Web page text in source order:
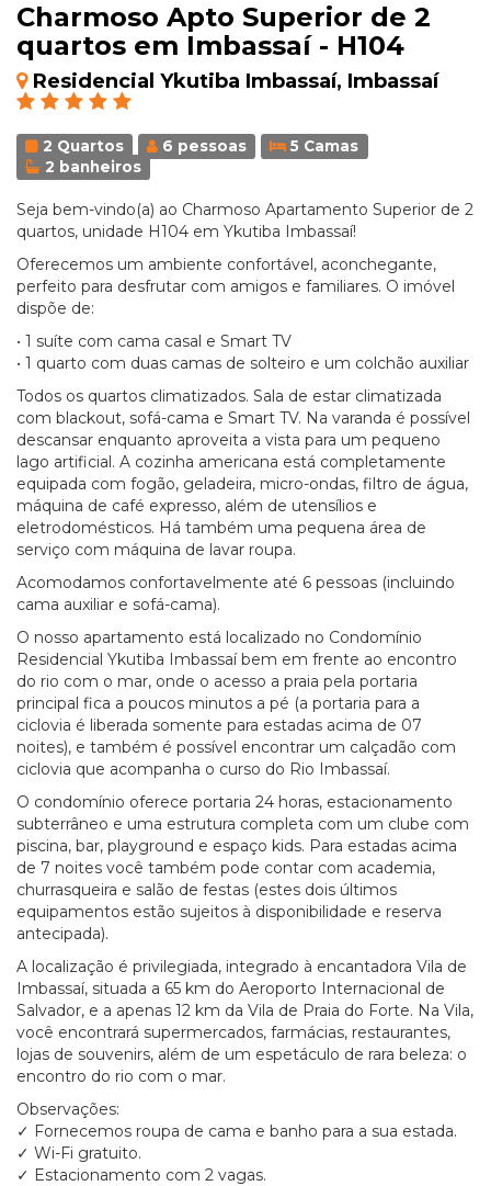
Charmoso Apto Superior de 2
quartos em Imbassaí - H104
Residencial Ykutiba Imbassaí, Imbassaí
2 Quartos 6 pessoas
5 Camas
2 banheiros
Seja bem-vindo(a) ao Charmoso Apartamento Superior de 2
quartos, unidade H104 em Ykutiba Imbassaí!
Oferecemos um ambiente confortável, aconchegante,
perfeito para desfrutar com amigos e familiares. O imóvel
dispõe de:
• 1 suíte com cama casal e Smart TV
• 1 quarto com duas camas de solteiro e um colchão auxiliar
Todos os quartos climatizados. Sala de estar climatizada
com blackout, sofá-cama e Smart TV. Na varanda é possível
descansar enquanto aproveita a vista para um pequeno
lago artificial. A cozinha americana está completamente
equipada com fogão, geladeira, micro-ondas, filtro de água,
máquina de café expresso, além de utensílios e
eletrodomésticos. Há também uma pequena área de
serviço com máquina de lavar roupa.
Acomodamos confortavelmente até 6 pessoas (incluindo
cama auxiliar e sofá-cama).
O nosso apartamento está localizado no Condomínio
Residencial Ykutiba Imbassaí bem em frente ao encontro
do rio com o mar, onde o acesso a praia pela portaria
principal fica a poucos minutos a pé (a portaria para a
ciclovia é liberada somente para estadas acima de 07
noites), e também é possível encontrar um calçadão com
ciclovia que acompanha o curso do Rio Imbassaí.
O condomínio oferece portaria 24 horas, estacionamento
subterrâneo e uma estrutura completa com um clube com
piscina, bar, playground e espaço kids. Para estadas acima
de 7 noites você também pode contar com academia,
churrasqueira e salão de festas (estes dois últimos
equipamentos estão sujeitos à disponibilidade e reserva
antecipada).
A localização é privilegiada, integrado à encantadora Vila de
Imbassaí, situada a 65 km do Aeroporto Internacional de
Salvador, e a apenas 12 km da Vila de Praia do Forte. Na Vila,
você encontrará supermercados, farmácias, restaurantes,
lojas de souvenirs, além de um espetáculo de rara beleza: o
encontro do rio com o mar.
Observações:
✓ Fornecemos roupa de cama e banho para a sua estada.
✓ Wi-Fi gratuito.
✓ Estacionamento com 2 vagas.